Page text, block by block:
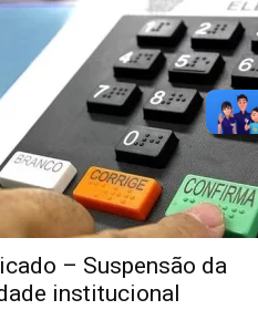
– Suspensão da
institucional